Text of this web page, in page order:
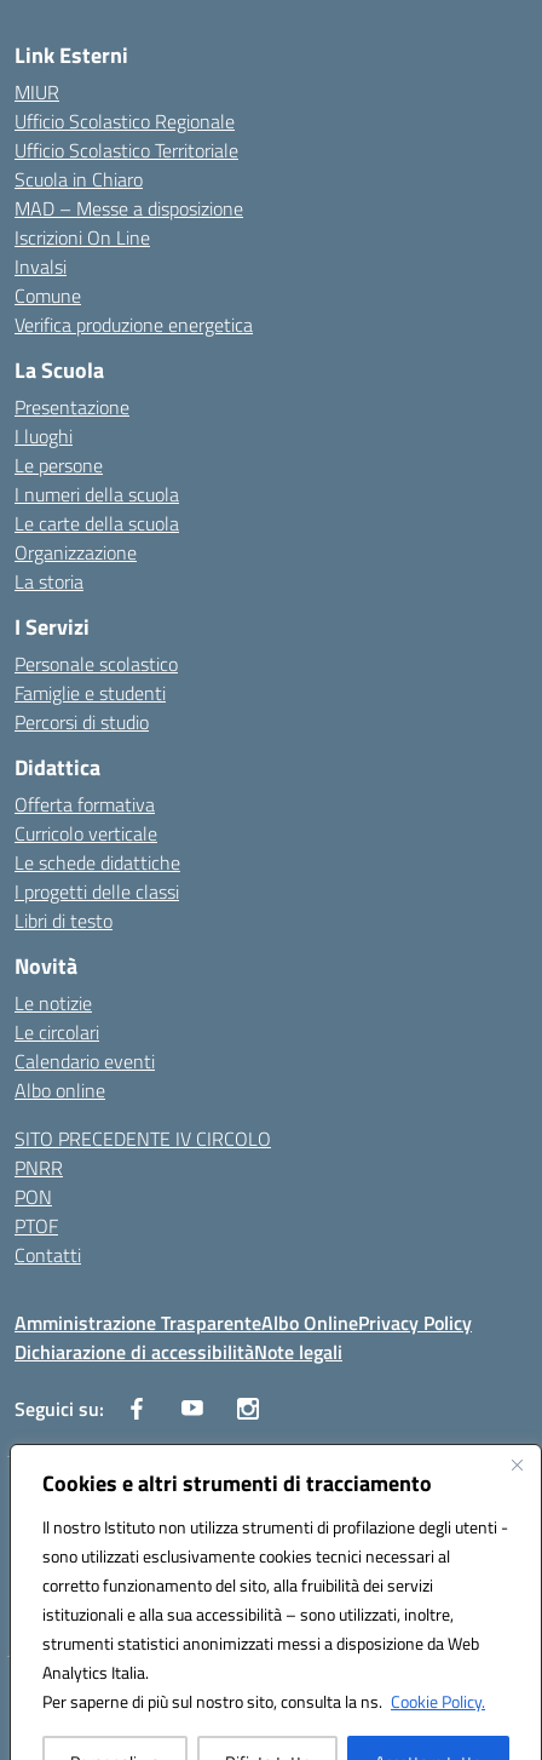
Cookies e altri strumenti di tracciamento
Il nostro Istituto non utilizza strumenti di profilazione degli utenti -
sono utilizzati esclusivamente cookies tecnici necessari al
corretto funzionamento del sito, alla fruibilità dei servizi
istituzionali e alla sua accessibilità – sono utilizzati, inoltre,
strumenti statistici anonimizzati messi a disposizione da Web
Analytics Italia.
Per saperne di più sul nostro sito, consulta la ns. Cookie Policy.
Link Esterni
MIUR
Ufficio Scolastico Regionale
Ufficio Scolastico Territoriale
Scuola in Chiaro
MAD – Messe a disposizione
Iscrizioni On Line
Invalsi
Comune
Verifica produzione energetica
La Scuola
Presentazione
I luoghi
Le persone
I numeri della scuola
Le carte della scuola
Organizzazione
La storia
I Servizi
Personale scolastico
Famiglie e studenti
Percorsi di studio
Didattica
Offerta formativa
Curricolo verticale
Le schede didattiche
I progetti delle classi
Libri di testo
Novità
Le notizie
Le circolari
Calendario eventi
Albo online
SITO PRECEDENTE IV CIRCOLO
PNRR
PON
PTOF
Contatti
Amministrazione TrasparenteAlbo OnlinePrivacy Policy
Dichiarazione di accessibilitàNote legali
Seguici su:
Traversa Fondo d'Orto n.19B - Cap 80053 - Castellammare di Stabia
(NA) - Tel. 0818701043 - Mail: naic847006@istruzione.it - PEC:
Codice meccanografico: NAIC847006 - Codice iPA: istsc_naic847006 -
C.F. 82009060631 - Codice univoco fatturazione elettronica (CUF):
UFUAUC
Hosting & Powered by 3D Solution S.r.l.
Concept & Design by Designers Italia